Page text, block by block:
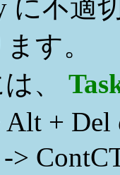
に不適
す。
、
Alt +
>